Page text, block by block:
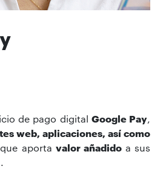
de pago digital Google Pay,
web, aplicaciones, así como
que aporta valor añadidoa sus